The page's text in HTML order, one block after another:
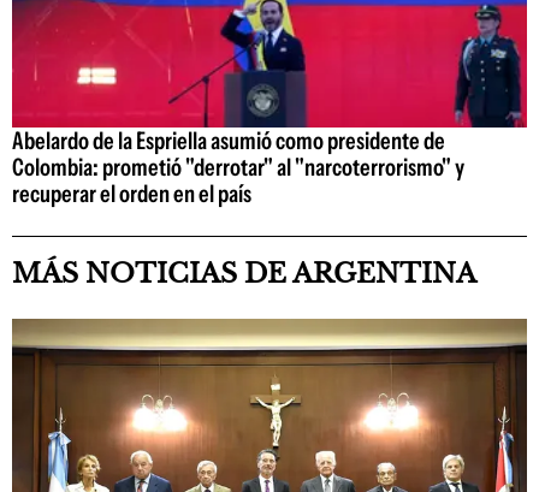
Abelardo de la Espriella asumió como presidente de
Colombia: prometió "derrotar" al "narcoterrorismo" y
recuperar el orden en el país
MÁS NOTICIAS DE ARGENTINA